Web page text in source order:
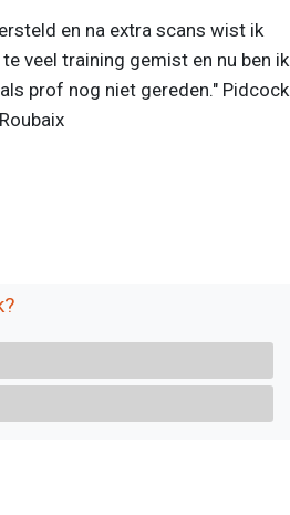
en na extra scans wist ik
veel training gemist en nu ben ik
prof nog niet gereden." Pidcock